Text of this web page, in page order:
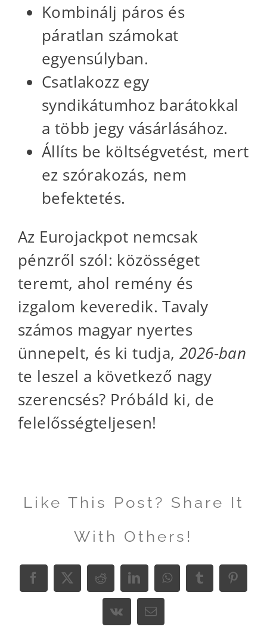
Kombinálj páros és
páratlan számokat
egyensúlyban.
Csatlakozz egy
syndikátumhoz barátokkal
a több jegy vásárlásához.
Állíts be költségvetést, mert
ez szórakozás, nem
befektetés.
Az Eurojackpot nemcsak
pénzről szól: közösséget
teremt, ahol remény és
izgalom keveredik. Tavaly
számos magyar nyertes
ünnepelt, és ki tudja, 2026-ban
te leszel a következő nagy
szerencsés? Próbáld ki, de
felelősségteljesen!
Like This Post? Share It
With Others!
Facebook
X RedditLinkedInWhatsAppTumblr
Vk Email